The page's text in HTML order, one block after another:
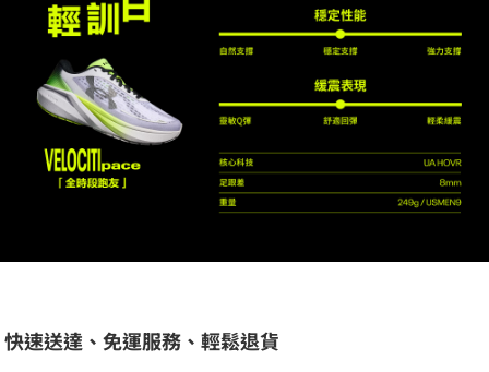
快速送達、免運服務、輕鬆退貨